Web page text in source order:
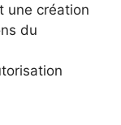
une création
du